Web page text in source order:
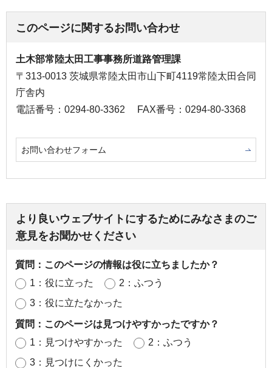
このページに関するお問い合わせ
土木部常陸太田工事事務所道路管理課
〒313-0013 茨城県常陸太田市山下町4119常陸太田合同
庁舎内
電話番号：0294-80-3362
FAX番号：0294-80-3368
お問い合わせフォーム
より良いウェブサイトにするためにみなさまのご
意見をお聞かせください
質問：このページの情報は役に立ちましたか？
1：役に立った
2：ふつう
3：役に立たなかった
質問：このページは見つけやすかったですか？
1：見つけやすかった
2：ふつう
3：見つけにくかった